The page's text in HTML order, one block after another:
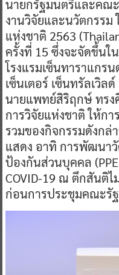
นายกรัฐมนตรีและคณ
งานวิจัยและนวัตกรรม
แห่งชาติ 2563
ครั้งที่ 15 ซึ่งจะจัดขึ้น
โรงแรมเซ็นทาราแกร
เซ็นเตอร์ เซ็นทรัลเวิล
นายแพทย์สิริฤกษ์ ทรง
การวิจัยแห่งชาติ ให้ก
รวมของกิจกรรมดังก
แสดง อาทิ การพัฒนา
ป้องกันส่วนบุคคล
COVID-19 ณ ตึกสันติไ
ก่อนการประชุมคณะรั